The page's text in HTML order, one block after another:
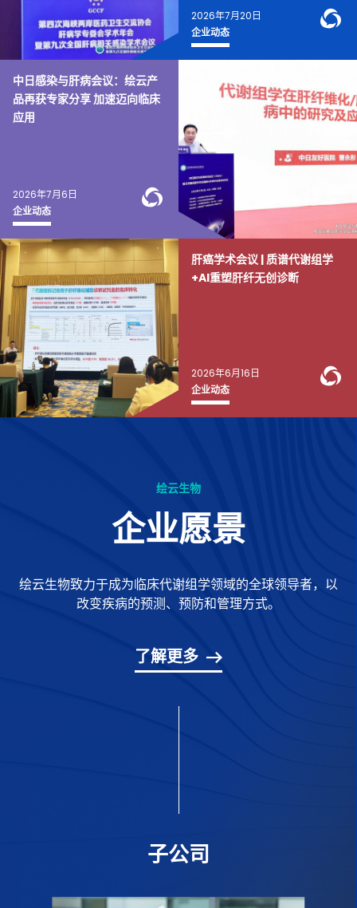
企业动态
2026年7月20日
中日感染与肝病会议：绘云产
品再获专家分享 加速迈向临床
应用
企业动态
2026年7月6日 WeChat
肝癌学术会议 | 质谱代谢组学
+AI重塑肝纤无创诊断
企业动态
2026年6月16日
绘云生物
企业愿景
绘云生物致力于成为临床代谢组学领域的全球领导者，以
改变疾病的预测、预防和管理方式。
了解更多
子公司